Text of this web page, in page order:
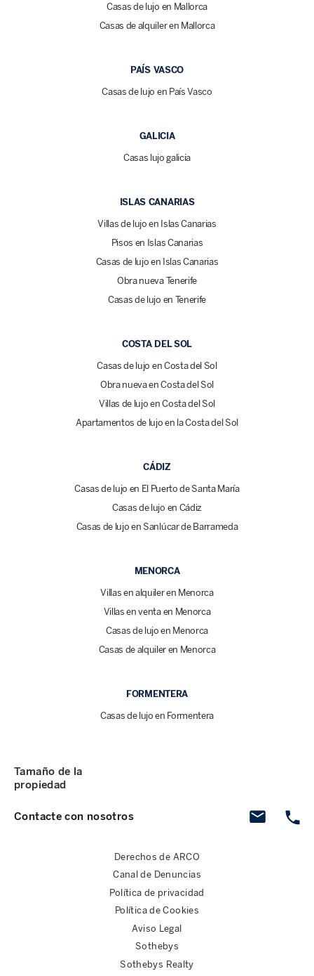
Casas de lujo en Mallorca
Casas de alquiler en Mallorca
PAÍS VASCO
Casas de lujo en País Vasco
GALICIA
Casas lujo galicia
ISLAS CANARIAS
Villas de lujo en Islas Canarias
Pisos en Islas Canarias
Casas de lujo en Islas Canarias
Obra nueva Tenerife
Casas de lujo en Tenerife
COSTA DEL SOL
Casas de lujo en Costa del Sol
Obra nueva en Costa del Sol
Villas de lujo en Costa del Sol
Apartamentos de lujo en la Costa del Sol
CÁDIZ
Casas de lujo en El Puerto de Santa María
Casas de lujo en Cádiz
Casas de lujo en Sanlúcar de Barrameda
MENORCA
Villas en alquiler en Menorca
Villas en venta en Menorca
Casas de lujo en Menorca
Casas de alquiler en Menorca
FORMENTERA
Casas de lujo en Formentera
Contacte con nosotros
Tamaño de la
propiedad
Derechos de ARCO
Canal de Denuncias
Política de privacidad
Política de Cookies
Aviso Legal
Sothebys
Sothebys Realty